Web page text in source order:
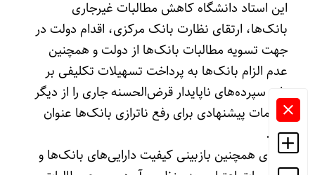
این استاد دانشگاه کاهش مطالبات غیرجاری
بانک‌ها، ارتقای نظارت بانک مرکزی، اقدام دولت در
جهت تسویه مطالبات بانک‌ها از دولت و همچنین
عدم الزام بانک‌ها به پرداخت تسهیلات تکلیفی بر
پایه سپرده‌های ناپایدار قرض‌الحسنه جاری را از دیگر
اقدامات پیشنهادی برای رفع ناترازی بانک‌ها عنوان
کرد.
مرادی همچنین بازبینی کیفیت دارایی‌های بانک‌ها و